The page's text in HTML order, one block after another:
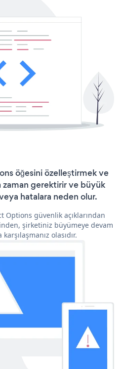
öğesini özelleştirmek ve
gerektirir ve büyük
hatalara neden olur.
Options güvenlik açıklarından
şirketiniz büyümeye devam
olasıdır.